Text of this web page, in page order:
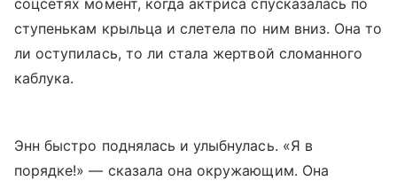
соцсетях момент, когда актриса спусказалась по
ступенькам крыльца и слетела по ним вниз. Она то
ли оступилась, то ли стала жертвой сломанного
каблука.
Энн быстро поднялась и улыбнулась. «Я в
порядке!» — сказала она окружающим. Она